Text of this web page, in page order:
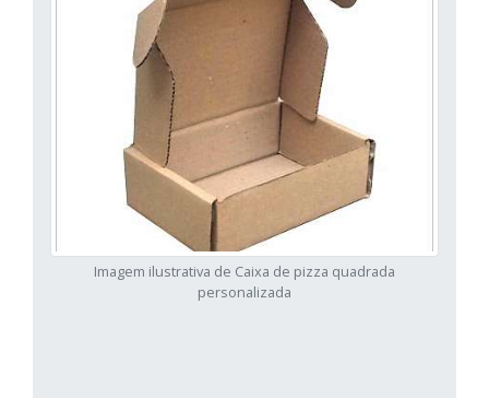
Imagem ilustrativa de Caixa de pizza quadrada
personalizada